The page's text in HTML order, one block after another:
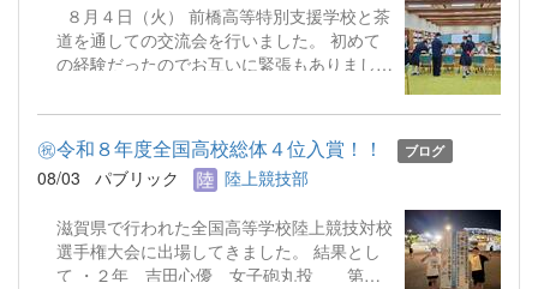
使って「手のひらのけが」「腕のけが」「頭
のけが」等の手当の仕方を学びました。本日
学んだことは自分の身を守るだけでなく、周
て復習をしておいてほしいと思いました。
８月４日（火） 前橋高等特別支援学校と茶
道を通しての交流会を行いました。 初めて
の経験だったのでお互いに緊張もありました
方を体験してもらったりしながら、楽しく交
流することができました。
㊗️令和８年度全国高校総体４位入賞！！ ブログ
08/03 パブリック 陸上競技部
滋賀県で行われた全国高等学校陸上競技対校
選手権大会に出場してきました。 結果とし
て ・２年 吉田心優 女子砲丸投 第４